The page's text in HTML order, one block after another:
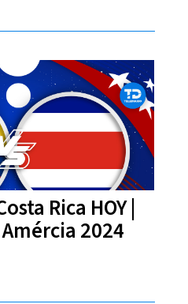
Rica HOY |
2024